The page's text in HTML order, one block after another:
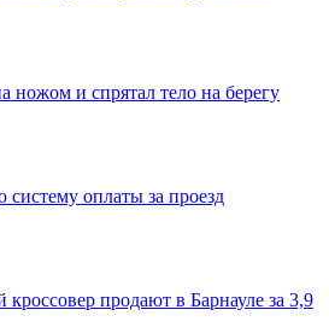
ножом и спрятал тело на берегу
оплаты за проезд
продают в Барнауле за 3,9